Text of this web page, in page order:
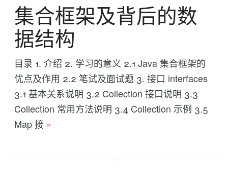
集合框架及背后的数
据结构
目录 1. 介绍 2. 学习的意义 2.1 Java 集合框架的
优点及作用 2.2 笔试及面试题 3. 接口 interfaces
3.1 基本关系说明 3.2 Collection 接口说明 3.3
Collection 常用方法说明 3.4 Collection 示例 3.5
Map 接 »